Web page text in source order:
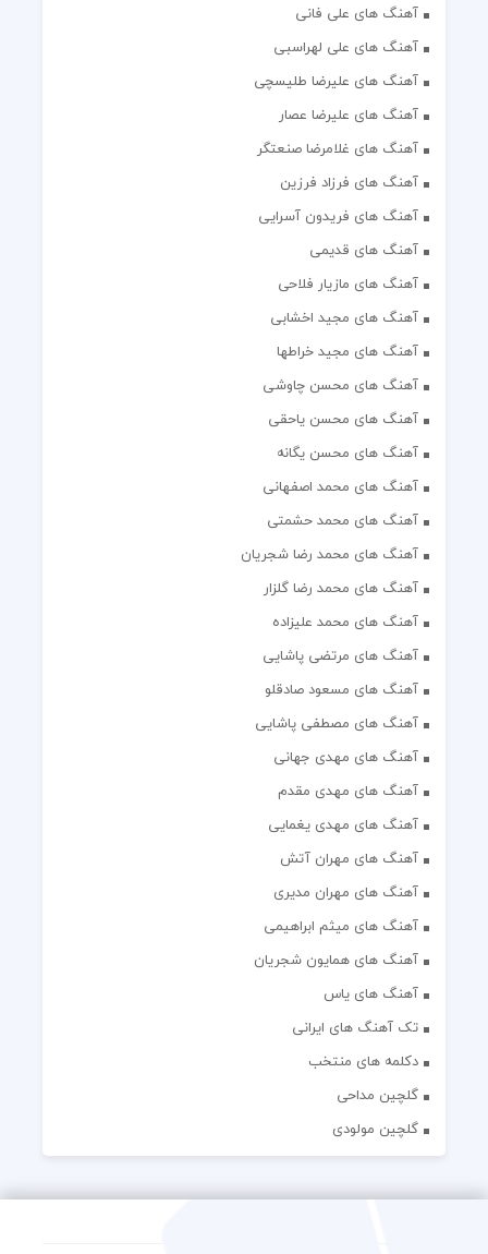
آهنگ های علی فانی
آهنگ های علی لهراسبی
آهنگ های علیرضا طلیسچی
آهنگ های علیرضا عصار
آهنگ های غلامرضا صنعتگر
آهنگ های فرزاد فرزین
آهنگ های فریدون آسرایی
آهنگ های قدیمی
آهنگ های مازیار فلاحی
آهنگ های مجید اخشابی
آهنگ های مجید خراطها
آهنگ های محسن چاوشی
آهنگ های محسن یاحقی
آهنگ های محسن یگانه
آهنگ های محمد اصفهانی
آهنگ های محمد حشمتی
آهنگ های محمد رضا شجریان
آهنگ های محمد رضا گلزار
آهنگ های محمد علیزاده
آهنگ های مرتضی پاشایی
آهنگ های مسعود صادقلو
آهنگ های مصطفی پاشایی
آهنگ های مهدی جهانی
آهنگ های مهدی مقدم
آهنگ های مهدی یغمایی
آهنگ های مهران آتش
آهنگ های مهران مدیری
آهنگ های میثم ابراهیمی
آهنگ های همایون شجریان
آهنگ های یاس
تک آهنگ های ایرانی
دکلمه های منتخب
گلچین مداحی
گلچین مولودی